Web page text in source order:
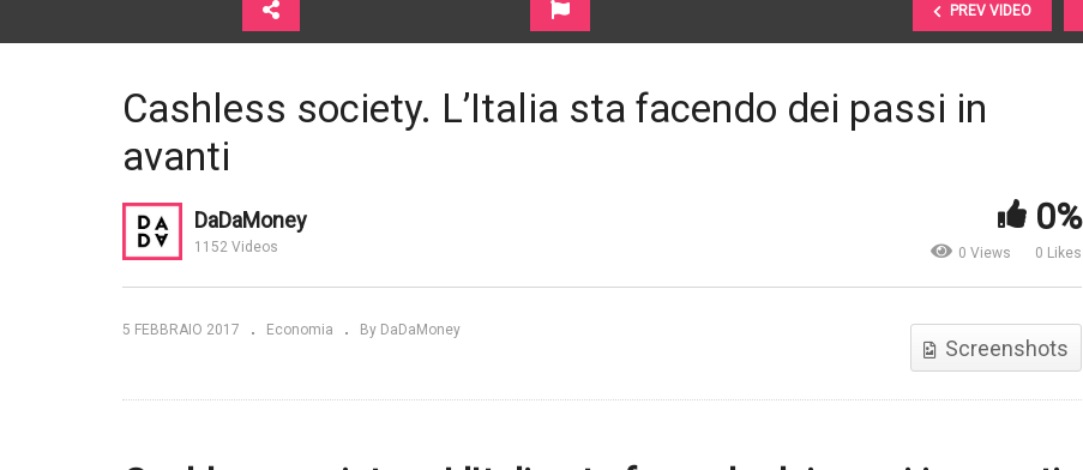
PREV VIDEO
“angeli caduti” | Morningstar
del Governatore Visco
Cashless society. L’Italia sta facendo dei passi in
avanti
DaDaMoney
1152 Videos
0%
0 Views 0 Likes
5 FEBBRAIO 2017 Economia By DaDaMoney
Screenshots